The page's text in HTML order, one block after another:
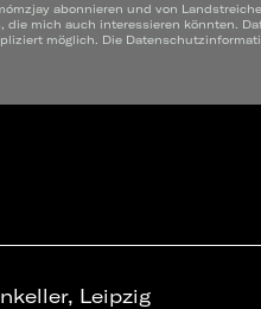
abonnieren und von
die mich auch interessieren könnten.
möglich. Die
Leipzig